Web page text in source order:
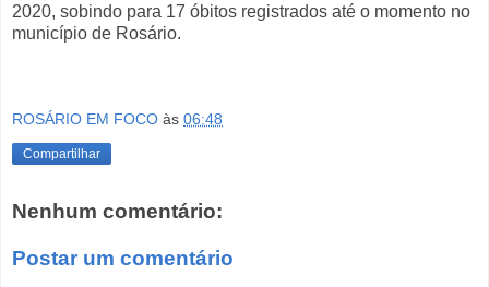
2020, sobindo para 17 óbitos registrados até o momento no
município de Rosário.
ROSÁRIO EM FOCO às 06:48
Compartilhar
Nenhum comentário:
Postar um comentário